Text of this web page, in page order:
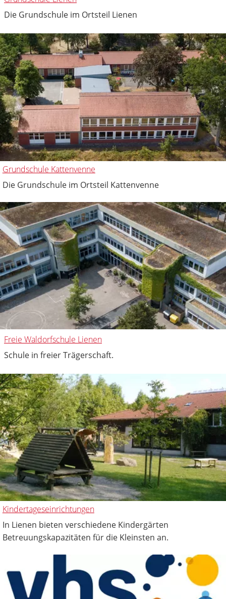
Die Grundschule im Ortsteil Lienen
Grundschule Kattenvenne
Die Grundschule im Ortsteil Kattenvenne
Freie Waldorfschule Lienen
Schule in freier Trägerschaft.
Kindertageseinrichtungen
In Lienen bieten verschiedene Kindergärten
Betreuungskapazitäten für die Kleinsten an.